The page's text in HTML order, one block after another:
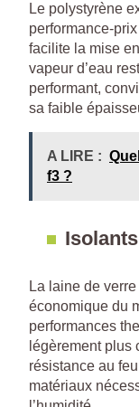
Le polystyrène
performance-
facilite la mise
vapeur d’eau
performant,
sa faible
A LIRE :
f3 ?
La laine de
économique du
performances
légèrement plus
résistance au
matériaux